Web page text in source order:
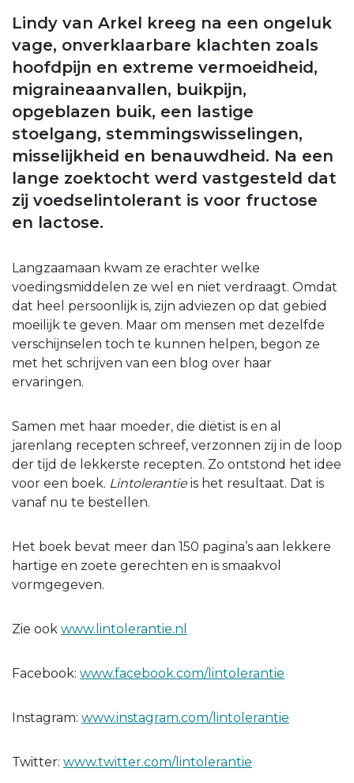
Lindy van Arkel kreeg na een ongeluk
vage, onverklaarbare klachten zoals
hoofdpijn en extreme vermoeidheid,
migraineaanvallen, buikpijn,
opgeblazen buik, een lastige
stoelgang, stemmingswisselingen,
misselijkheid en benauwdheid. Na een
lange zoektocht werd vastgesteld dat
zij voedselintolerant is voor fructose
en lactose.
Langzaamaan kwam ze erachter welke
voedingsmiddelen ze wel en niet verdraagt. Omdat
dat heel persoonlijk is, zijn adviezen op dat gebied
moeilijk te geven. Maar om mensen met dezelfde
verschijnselen toch te kunnen helpen, begon ze
met het schrijven van een blog over haar
ervaringen.
Samen met haar moeder, die diëtist is en al
jarenlang recepten schreef, verzonnen zij in de loop
der tijd de lekkerste recepten. Zo ontstond het idee
voor een boek. Lintolerantieis het resultaat. Dat is
vanaf nu te bestellen.
Het boek bevat meer dan 150 pagina’s aan lekkere
hartige en zoete gerechten en is smaakvol
vormgegeven.
Zie ook www.lintolerantie.nl
Facebook: www.facebook.com/lintolerantie
Instagram: www.instagram.com/lintolerantie
Twitter: www.twitter.com/lintolerantie